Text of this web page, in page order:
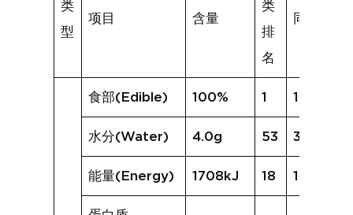
类
型
项目 含量
类
排
名
同类均值
食部(Edible) 100% 1 100%
水分(Water) 4.0g 53 30.9g
能量(Energy) 1708kJ 18 1298kJ